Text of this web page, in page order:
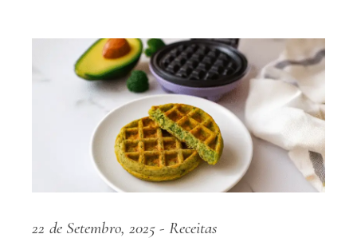
22 de Setembro, 2025 Receitas